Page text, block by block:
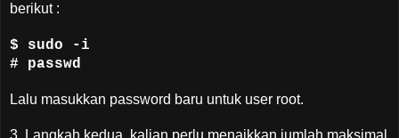
berikut :
$ sudo -i
# passwd
Lalu masukkan password baru untuk user root.
3. Langkah kedua, kalian perlu menaikkan jumlah maksimal